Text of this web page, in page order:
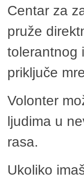
Centar za
pruže
tolerantnog
priključe
Volonter
ljudima u
rasa.
Ukoliko